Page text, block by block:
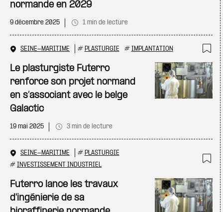
normande en 2029
9 décembre 2025 1 min de lecture
SEINE-MARITIME # PLASTURGIE # IMPLANTATION
Le plasturgiste Futerro
renforce son projet normand
en s’associant avec le belge
Galactic
19 mai 2025 3 min de lecture
SEINE-MARITIME # PLASTURGIE
# INVESTISSEMENT INDUSTRIEL
Futerro lance les travaux
d'ingénierie de sa